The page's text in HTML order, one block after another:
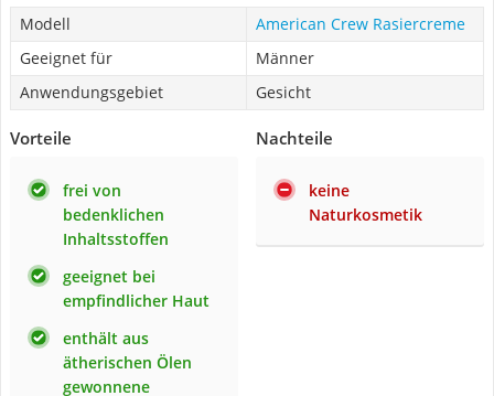
Modell
American Crew Rasiercreme
Geeignet für
Männer
Anwendungsgebiet
Gesicht
Vorteile
frei von
bedenklichen
Inhaltsstoffen
geeignet bei
empfindlicher Haut
enthält aus
ätherischen Ölen
gewonnene
Nachteile
keine
Naturkosmetik